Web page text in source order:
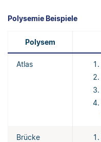
Polysemie Beispiele
Polysem
Atlas
Brücke